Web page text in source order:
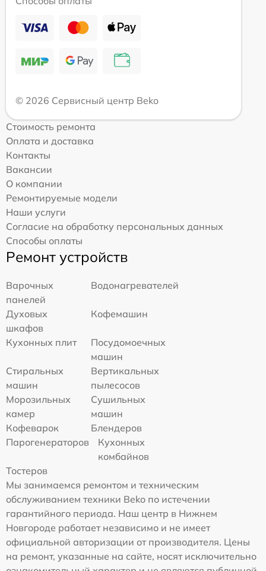
© 2026 Сервисный центр Beko
Стоимость ремонта
Оплата и доставка
Контакты
Вакансии
О компании
Ремонтируемые модели
Наши услуги
Согласие на обработку персональных данных
Способы оплаты
Ремонт устройств
Варочных
панелей
Водонагревателей
Духовых
шкафов
Кофемашин
Кухонных плит
Посудомоечных
машин
Стиральных
машин
Вертикальных
пылесосов
Морозильных
камер
Сушильных
машин
Кофеварок
Блендеров
Парогенераторов
Кухонных
комбайнов
Тостеров
Мы занимаемся ремонтом и техническим
обслуживанием техники Beko по истечении
гарантийного периода. Наш центр в Нижнем
Новгороде работает независимо и не имеет
официальной авторизации от производителя. Цены
на ремонт, указанные на сайте, носят исключительно